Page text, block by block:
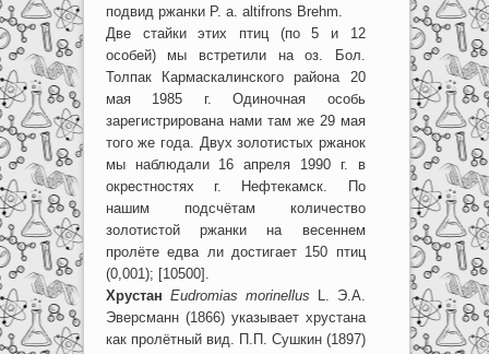
подвид ржанки P. a. altifrons Brehm.
Две стайки этих птиц (по 5 и 12
особей) мы встретили на оз. Бол.
Толпак Кармаскалинского района 20
мая 1985 г. Одиночная особь
зарегистрирована нами там же 29 мая
того же года. Двух золотистых ржанок
мы наблюдали 16 апреля 1990 г. в
окрестностях г. Нефтекамск. По
нашим подсчётам количество
золотистой ржанки на весеннем
пролёте едва ли достигает 150 птиц
(0,001); [10500].
Хрустан Eudromias morinellus L. Э.А.
Эверсманн (1866) указывает хрустана
как пролётный вид. П.П. Сушкин (1897)